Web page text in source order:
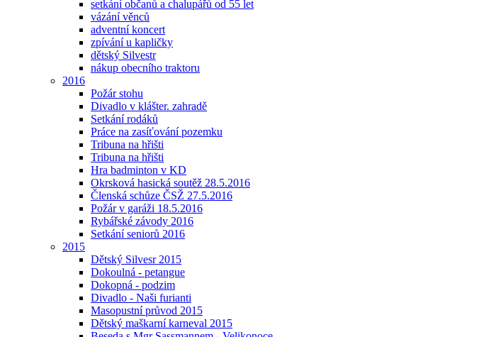
setkání občanů a chalupářů od 55 let
vázání věnců
adventní koncert
zpívání u kapličky
dětský Silvestr
nákup obecního traktoru
2016
Požár stohu
Divadlo v klášter. zahradě
Setkání rodáků
Práce na zasíťování pozemku
Tribuna na hřišti
Tribuna na hřišti
Hra badminton v KD
Okrsková hasická soutěž 28.5.2016
Členská schůze ČSŽ 27.5.2016
Požár v garáži 18.5.2016
Rybářské závody 2016
Setkání seniorů 2016
2015
Dětský Silvesr 2015
Dokoulná - petangue
Dokopná - podzim
Divadlo - Naši furianti
Masopustní průvod 2015
Dětský maškarní karneval 2015